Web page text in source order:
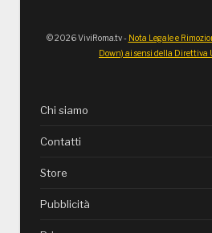
© 2026 ViviRoma.tv - Nota Legale e
Down) ai sensi della Direttiva
Chi siamo
Contatti
Store
Pubblicità